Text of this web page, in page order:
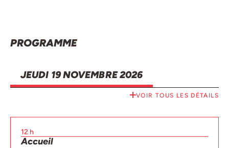
PROGRAMME
JEUDI 19 NOVEMBRE 2026
VOIR TOUS LES DÉTAILS
12 h
Accueil